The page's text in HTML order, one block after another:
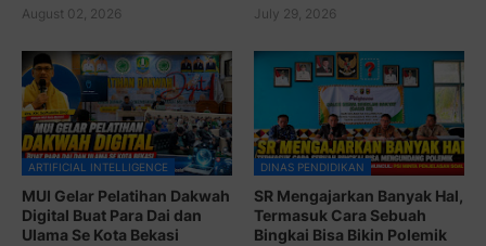
August 02, 2026 July 29, 2026
ARTIFICIAL INTELLIGENCE
MUI Gelar Pelatihan Dakwah
Digital Buat Para Dai dan
Ulama Se Kota Bekasi
DINAS PENDIDIKAN
SR Mengajarkan Banyak Hal,
Termasuk Cara Sebuah
Bingkai Bisa Bikin Polemik